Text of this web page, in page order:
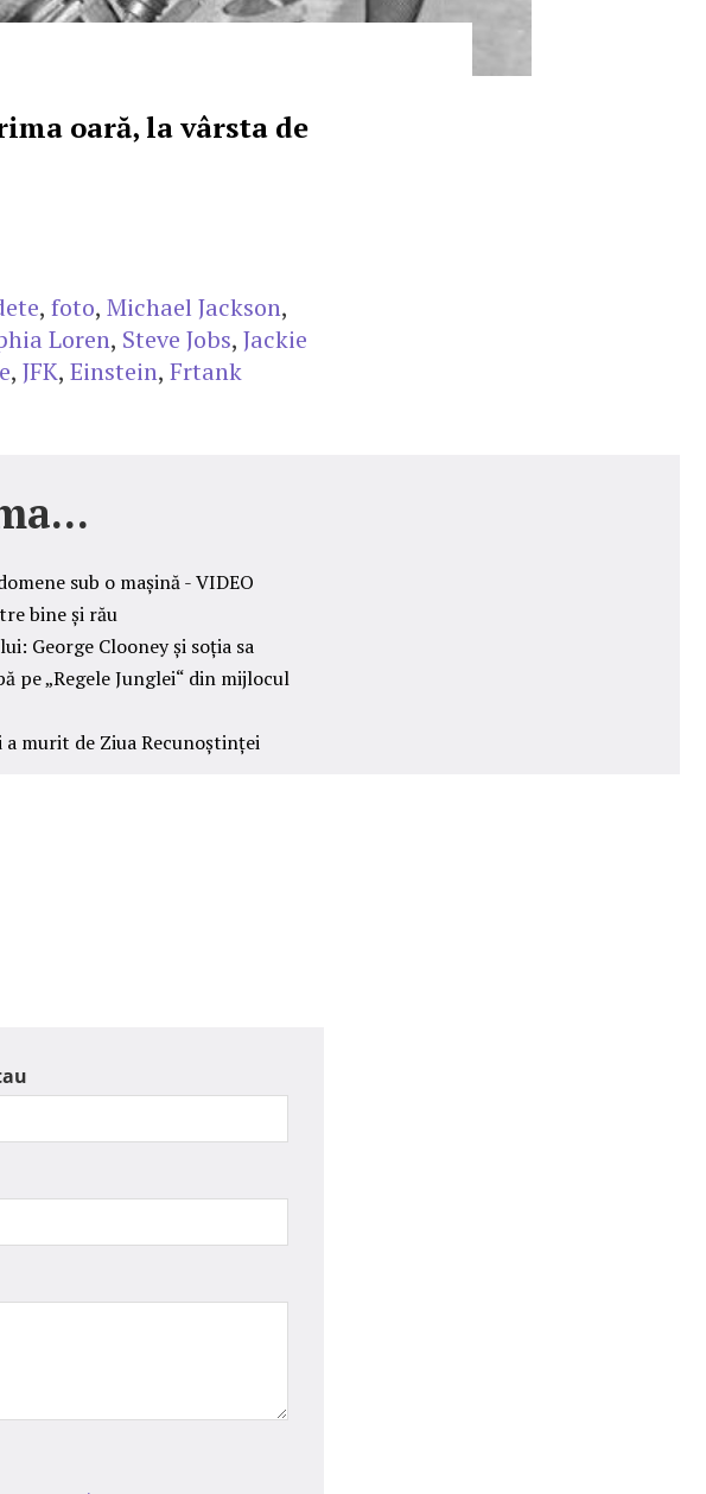
oară, la vârsta de
, foto, Michael Jackson,
Loren, Steve Jobs, Jackie
, JFK, Einstein, Frtank
sub o mașină - VIDEO
bine și rău
George Clooney și soția sa
pe „Regele Junglei“ din mijlocul
murit de Ziua Recunoștinței